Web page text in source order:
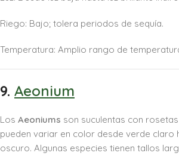
Riego: Bajo; tolera periodos de sequía.
Temperatura: Amplio rango de
9. Aeonium
Los Aeoniums son suculentas con
pueden variar en color desde verde claro
oscuro. Algunas especies tienen tallos